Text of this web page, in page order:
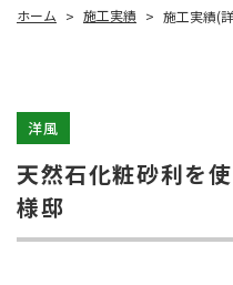
ホーム > 施工実績 > 施工実績(
洋風
天然石化粧砂利を
様邸